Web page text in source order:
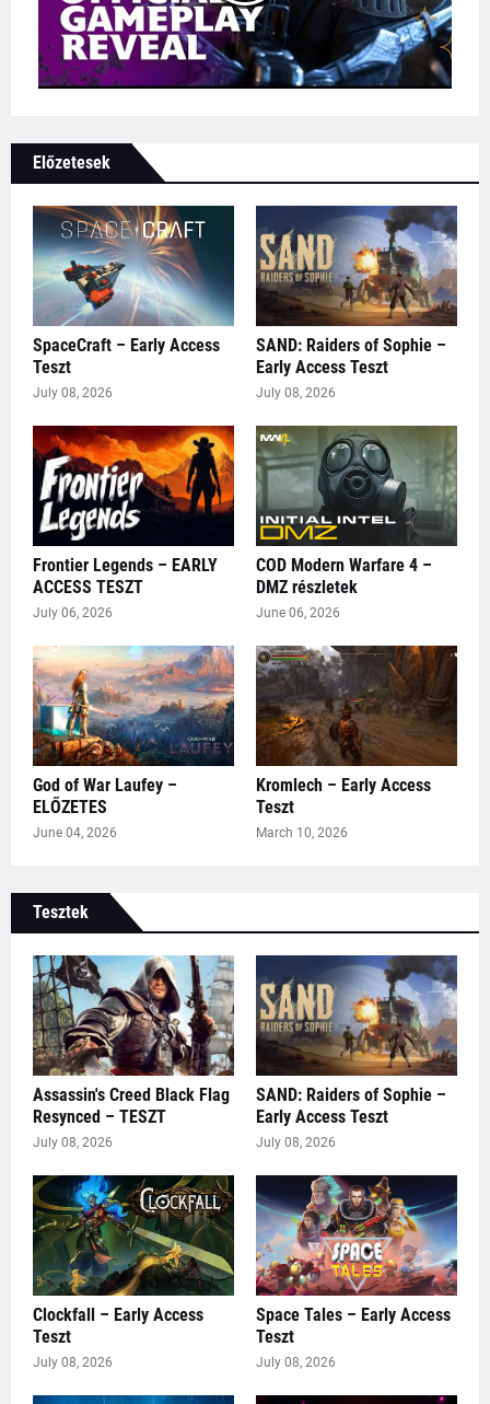
Előzetesek
SpaceCraft – Early Access
Teszt
July 08, 2026
SAND: Raiders of Sophie –
Early Access Teszt
July 08, 2026
Frontier Legends – EARLY
ACCESS TESZT
July 06, 2026
COD Modern Warfare 4 –
DMZ részletek
June 06, 2026
God of War Laufey –
ELŐZETES
June 04, 2026
Kromlech – Early Access
Teszt
March 10, 2026
Tesztek
Assassin's Creed Black Flag
Resynced – TESZT
July 08, 2026
SAND: Raiders of Sophie –
Early Access Teszt
July 08, 2026
Clockfall – Early Access
Teszt
July 08, 2026
Space Tales – Early Access
Teszt
July 08, 2026